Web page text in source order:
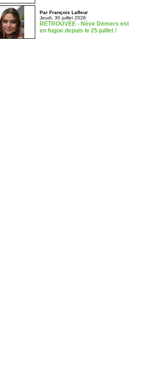
Par François Lafleur
Jeudi, 30 juillet 2026
RETROUVÉE - Nève Demers est
en fugue depuis le 25 juillet !